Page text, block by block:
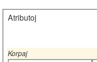
Atributoj
Korpaj